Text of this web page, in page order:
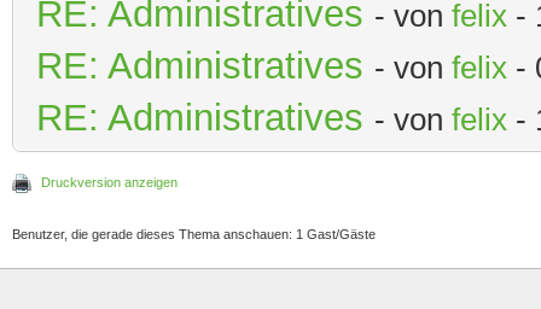
RE: Administratives - von felix -
RE: Administratives - von felix -
RE: Administratives - von felix -
Druckversion anzeigen
Benutzer, die gerade dieses Thema anschauen: 1 Gast/Gäste